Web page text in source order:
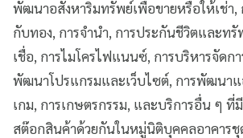
พัฒนาอสังหาริมทรัพย์เพื่อขายหรือให้เช่า,
กับทอง, การจำนำ, การประกันชีวิตและท
เชื่อ, การไมโครไฟแนนซ์, การบริหารจัดก
พัฒนาโปรแกรมและเว็บไซต์, การพัฒนา
เกม, การเกษตรกรรม, และบริการอื่น ๆ ที่
สต๊อกสินค้าด้วยกันในหมู่นิติบุคคลอาคาร